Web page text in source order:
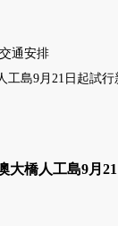
通安排
工島9月21日起試
大橋人工島9月